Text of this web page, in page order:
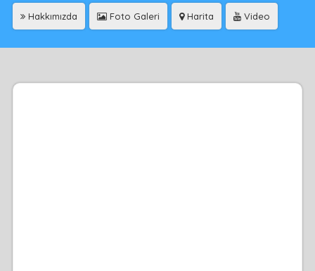
Hakkımızda Foto Galeri Harita Video